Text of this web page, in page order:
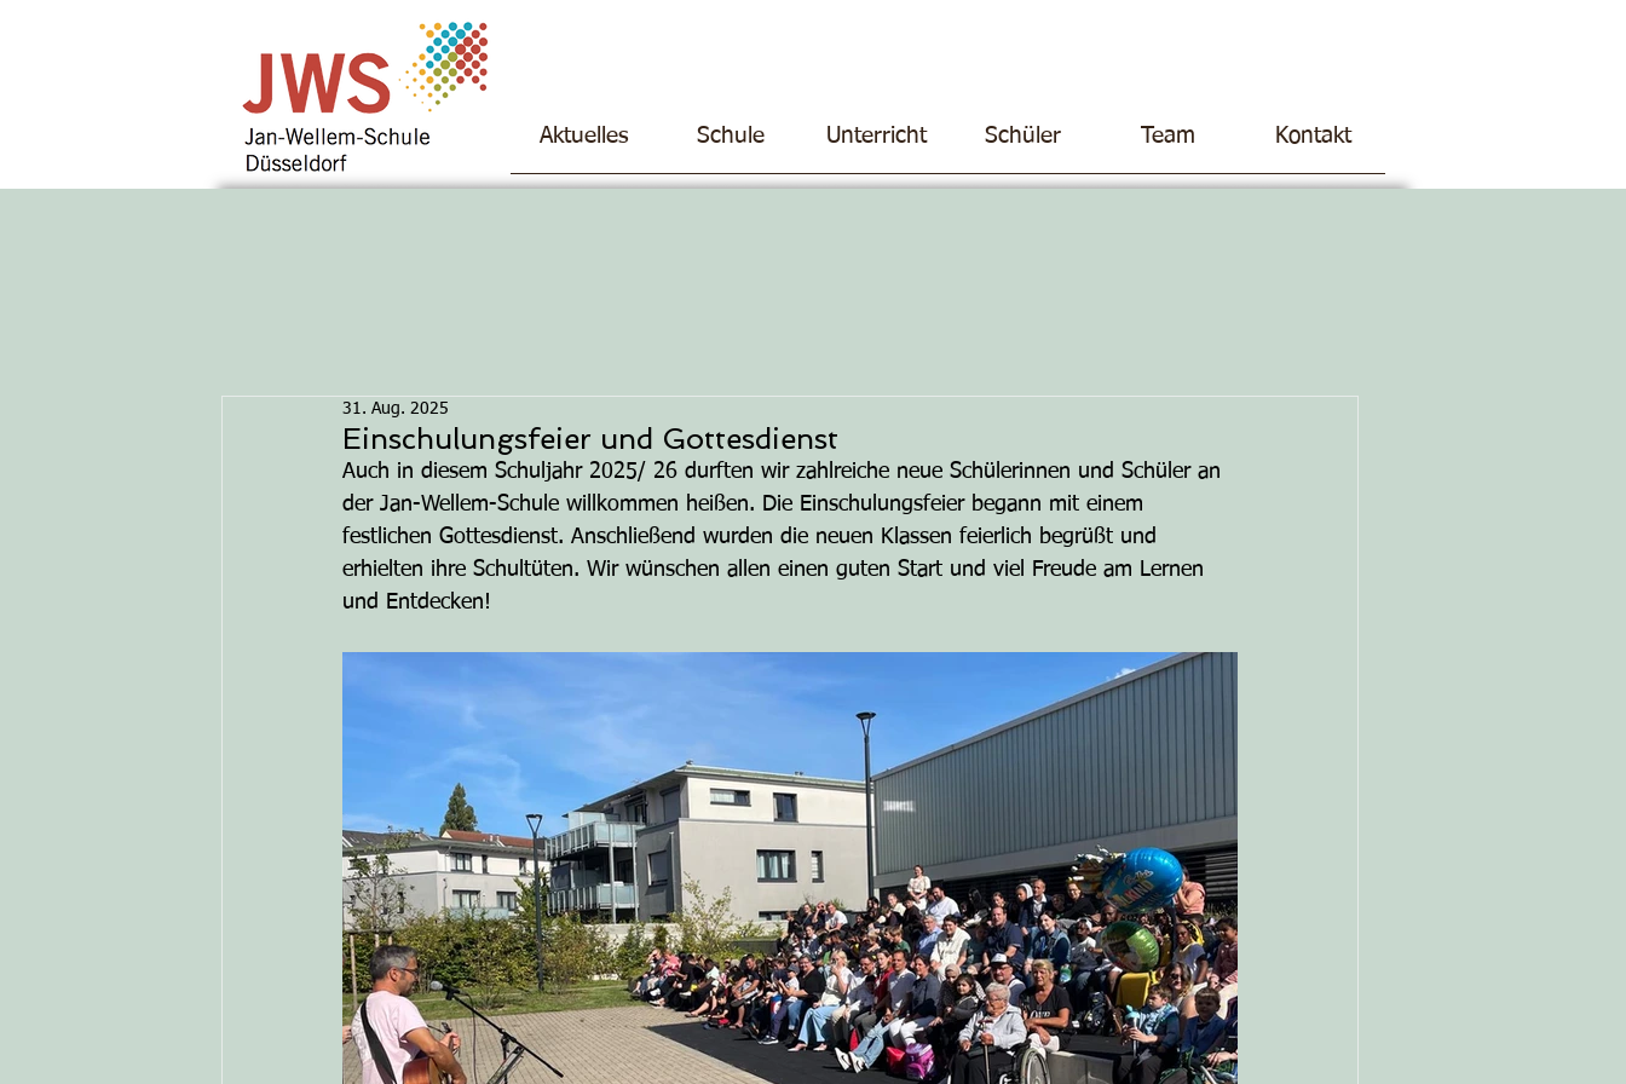
Aktuelles Schule Unterricht Schüler Team Kontakt
Einschulungsfeier und Gottesdienst
31. Aug. 2025
Auch in diesem Schuljahr 2025/ 26 durften wir zahlreiche neue Schülerinnen und Schüler an
der Jan-Wellem-Schule willkommen heißen. Die Einschulungsfeier begann mit einem
festlichen Gottesdienst. Anschließend wurden die neuen Klassen feierlich begrüßt und
erhielten ihre Schultüten. Wir wünschen allen einen guten Start und viel Freude am Lernen
und Entdecken!